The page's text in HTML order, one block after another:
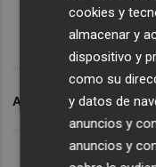
ARCHIVADO EN
cookies y
almacenar y
dispositivo y
como su
y datos de
anuncios y
anuncios y